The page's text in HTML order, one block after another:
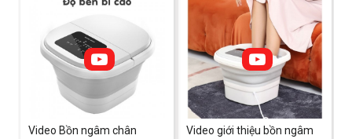
Video Bồn ngâm chân
Video giới thiệu bồn ngâm